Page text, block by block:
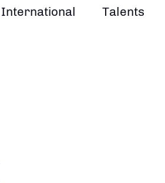
International Talents